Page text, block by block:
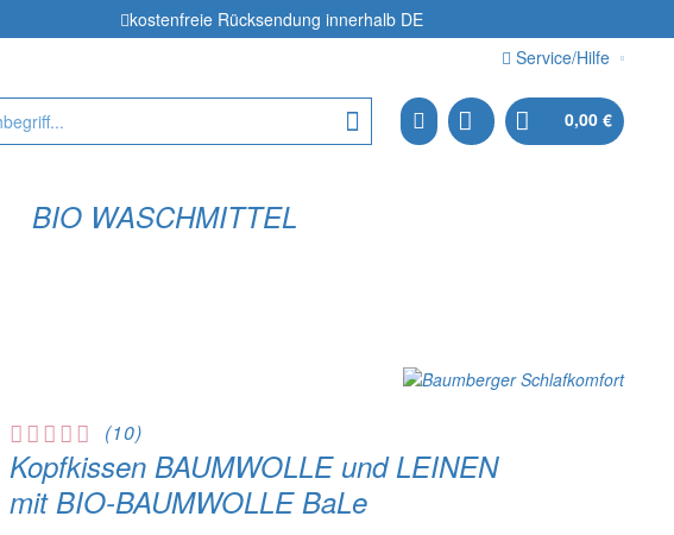
kostenfreie Rücksendung innerhalb DE
Service/Hilfe
0,00 €
BIO WASCHMITTEL
(10)
Kopfkissen BAUMWOLLE und LEINEN
mit BIO-BAUMWOLLE BaLe